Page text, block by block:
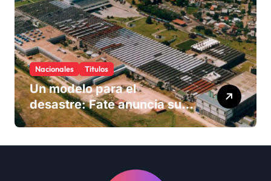
Nacionales Titulos
Un modelo para el
desastre: Fate anuncia su
cierre definitivo y despide a